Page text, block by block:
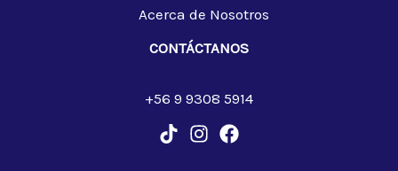
Acerca de Nosotros
CONTÁCTANOS
+56 9 9308 5914